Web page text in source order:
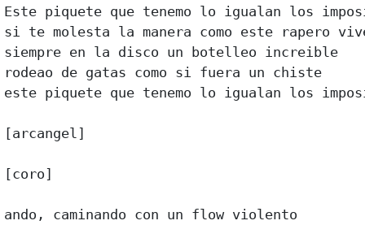
Este piquete que tenemo lo igualan los
si te molesta la manera como este rapero
siempre en la disco un botelleo increible
rodeao de gatas como si fuera un chiste
este piquete que tenemo lo igualan los
[arcangel]
[coro]
ando, caminando con un flow violento